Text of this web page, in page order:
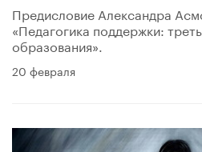
Предисловие Александра
«Педагогика поддержки:
образования».
20 февраля